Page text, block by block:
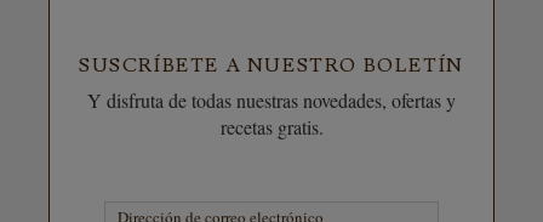
SUSCRÍBETE A NUESTRO BOLETÍN
Y disfruta de todas nuestras novedades, ofertas y
recetas gratis.